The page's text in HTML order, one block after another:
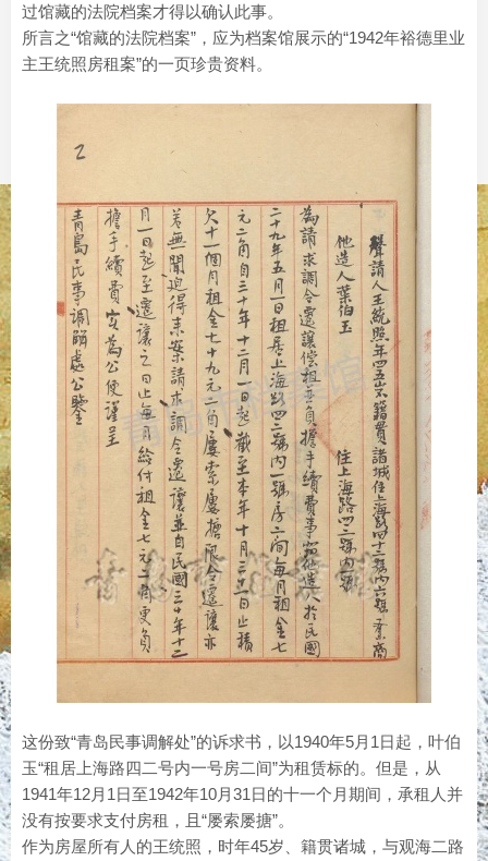
过馆藏的法院档案才得以确认此事。
所言之“馆藏的法院档案”，应为档案馆展示的“1942年裕德里业
主王统照房租案”的一页珍贵资料。
这份致“青岛民事调解处”的诉求书，以1940年5月1日起，叶伯
玉“租居上海路四二号内一号房二间”为租赁标的。但是，从
1941年12月1日至1942年10月31日的十一个月期间，承租人并
没有按要求支付房租，且“屡索屡搪”。
作为房屋所有人的王统照，时年45岁、籍贯诸城，与观海二路